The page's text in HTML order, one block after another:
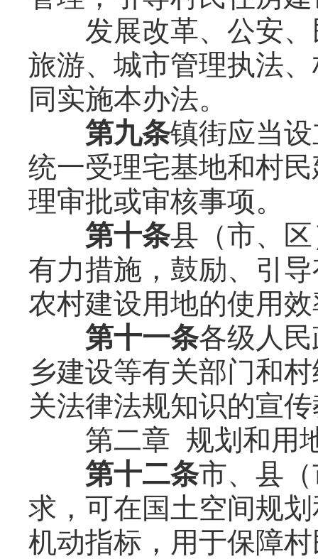
发展改革、公安、
旅游、城市管理执法
同实施本办法。
第九条镇街应当
统一受理宅基地和村
理审批或审核事项。
第十条县（市、
有力措施，鼓励、引
农村建设用地的使用
第十一条各级人
乡建设等有关部门和
关法律法规知识的宣
第二章 规划和用
第十二条市、县
求，可在国土空间规
机动指标，用于保障